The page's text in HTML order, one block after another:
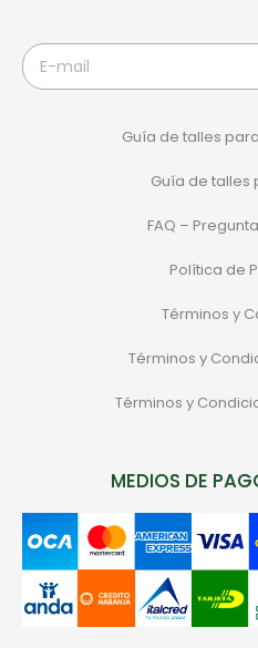
Guía de talles
Guía de talles
FAQ –
Política de
Términos y
Términos y
Términos y
MEDIOS DE